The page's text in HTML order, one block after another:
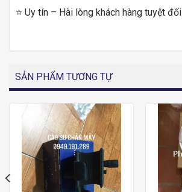
⭐ Uy tín – Hài lòng khách hàng tuyệt đối
SẢN PHẨM TƯƠNG TỰ